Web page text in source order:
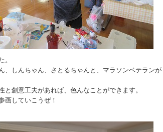
。
、しんちゃん、さとるちゃんと、マラソンベテランが
と創意工夫があれば、色んなことができます。
画していこうぜ！